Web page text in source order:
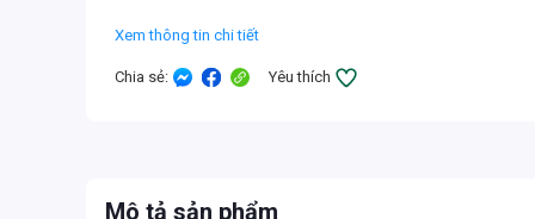
Xem thông tin chi tiết
Chia sẻ: Yêu thích
Mô tả sản phẩm